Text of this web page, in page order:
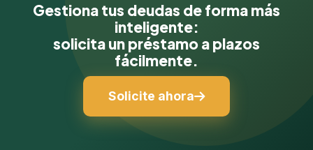
Gestiona tus deudas de forma más
inteligente:
solicita un préstamo a plazos
fácilmente.
Solicite ahora